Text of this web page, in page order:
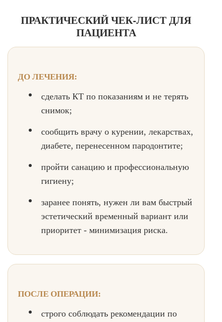
ПРАКТИЧЕСКИЙ ЧЕК-ЛИСТ ДЛЯ
ПАЦИЕНТА
ДО ЛЕЧЕНИЯ:
сделать КТ по показаниям и не терять
снимок;
сообщить врачу о курении, лекарствах,
диабете, перенесенном пародонтите;
пройти санацию и профессиональную
гигиену;
заранее понять, нужен ли вам быстрый
эстетический временный вариант или
приоритет - минимизация риска.
ПОСЛЕ ОПЕРАЦИИ:
строго соблюдать рекомендации по